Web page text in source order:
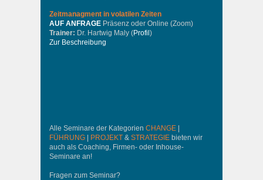
Zeitmanagment in volatilen Zeiten
AUF ANFRAGE Präsenz oder Online (Zoom)
Trainer: Dr. Hartwig Maly (Profil )
Zur Beschreibung
Alle Seminare der Kategorien CHANGE
FÜHRUNG
PROJEKT & STRATEGIE bieten wir
auch als Coaching, Firmen- oder Inhouse-
Seminare an!
Fragen zum Seminar?